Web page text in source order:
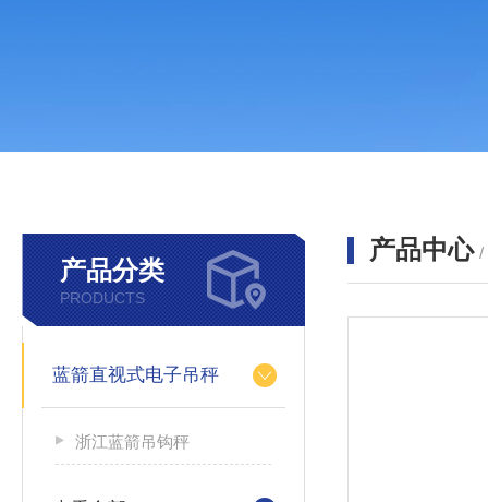
产品分类
PRODUCTS
蓝箭直视式电子吊秤
浙江蓝箭吊钩秤
产品中心 /